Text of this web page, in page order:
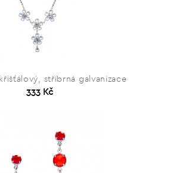
stříbrná galvanizace
333 Kč